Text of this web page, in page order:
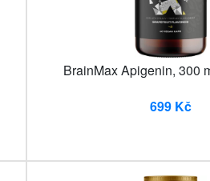
BrainMax Apigenin, 300
699 Kč